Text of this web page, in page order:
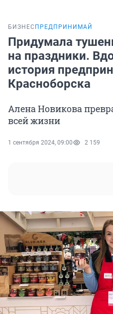
БИЗНЕС ПРЕДПРИНИМАЙ
Придумала
на праздники.
история
Красноборска
Алена Новикова
всей жизни
1 сентября 2024, 09:00 2 159